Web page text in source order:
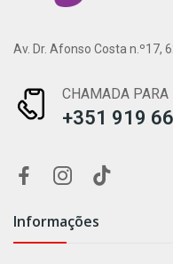
Av. Dr. Afonso Costa n.º17,
CHAMADA PARA
+351 919
Informações